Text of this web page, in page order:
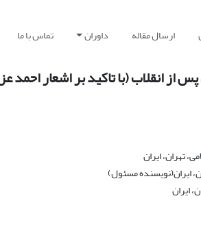
ارسال مقاله داوران تماس با ما
انقلاب (با تاکید بر اشعار احمد
تهران، ایران
ایران(نویسنده مسئول)
ایران